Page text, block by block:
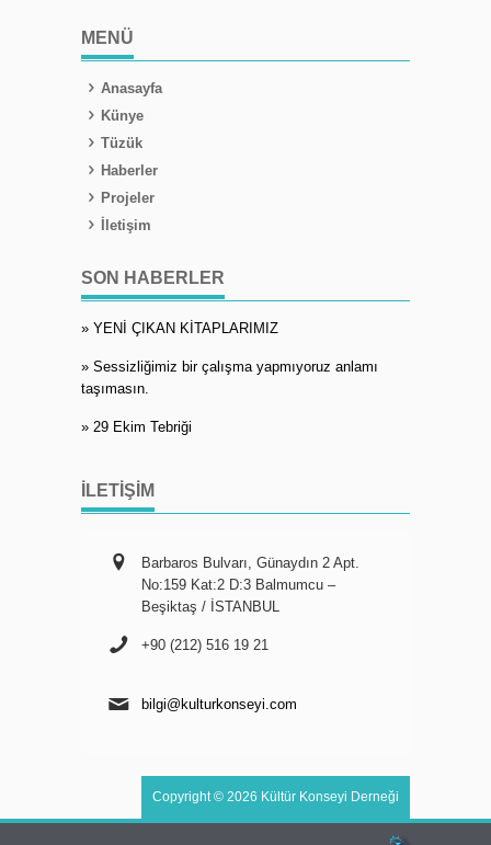
MENÜ
Anasayfa
Künye
Tüzük
Haberler
Projeler
İletişim
SON HABERLER
» YENİ ÇIKAN KİTAPLARIMIZ
» Sessizliğimiz bir çalışma yapmıyoruz anlamı
taşımasın.
» 29 Ekim Tebriği
İLETIŞIM
Barbaros Bulvarı, Günaydın 2 Apt.
No:159 Kat:2 D:3 Balmumcu –
Beşiktaş / İSTANBUL
+90 (212) 516 19 21
bilgi@kulturkonseyi.com
Copyright © 2026 Kültür Konseyi Derneği